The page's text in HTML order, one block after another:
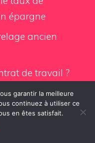
épargne
ancien
de travail ?
un contrat
?
chambre
garantir la meilleure
continuez à utiliser ce
en êtes satisfait.